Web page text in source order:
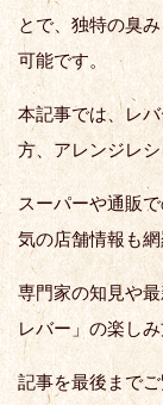
とで、独特の臭
可能です。
本記事では、レ
方、アレンジレ
スーパーや通販
気の店舗情報も
専門家の知見や
レバー」の楽し
記事を最後まで